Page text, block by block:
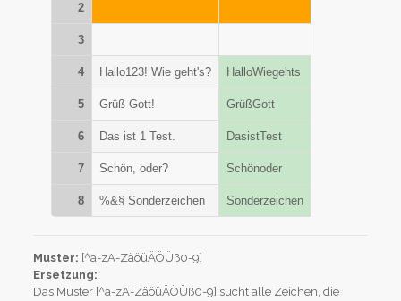
2
3
4 Hallo123! Wie geht's? HalloWiegehts
5 Grüß Gott! GrüßGott
6 Das ist 1 Test. DasistTest
7 Schön, oder? Schönoder
8 %&§ Sonderzeichen Sonderzeichen
Muster: [^a-zA-ZäöüÄÖÜß0-9]
Ersetzung:
Das Muster [^a-zA-ZäöüÄÖÜß0-9] sucht alle Zeichen, die